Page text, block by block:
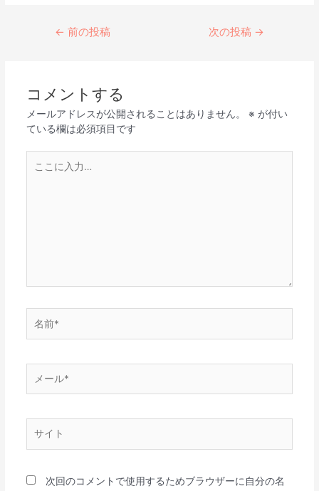
← 前の投稿 次の投稿 →
コメントする
メールアドレスが公開されることはありません。 ※ が付い
ている欄は必須項目です
前
ー
次回のコメントで使用するためブラウザーに自分の名